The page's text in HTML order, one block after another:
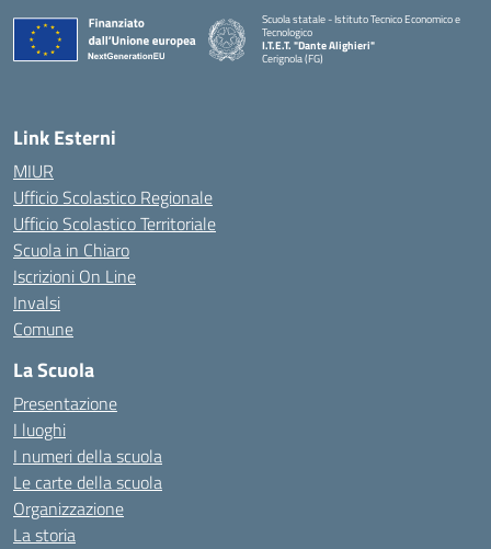
Scuola statale - Istituto Tecnico Economico e
Tecnologico
I.T.E.T. "Dante Alighieri"
Cerignola (FG)
— Visita la pagina iniziale della scuola
Link Esterni
MIUR
Ufficio Scolastico Regionale
Ufficio Scolastico Territoriale
Scuola in Chiaro
Iscrizioni On Line
Invalsi
Comune
La Scuola
Presentazione
I luoghi
I numeri della scuola
Le carte della scuola
Organizzazione
La storia